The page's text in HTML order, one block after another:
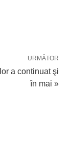
URMĂTOR
a continuat şi
în mai »